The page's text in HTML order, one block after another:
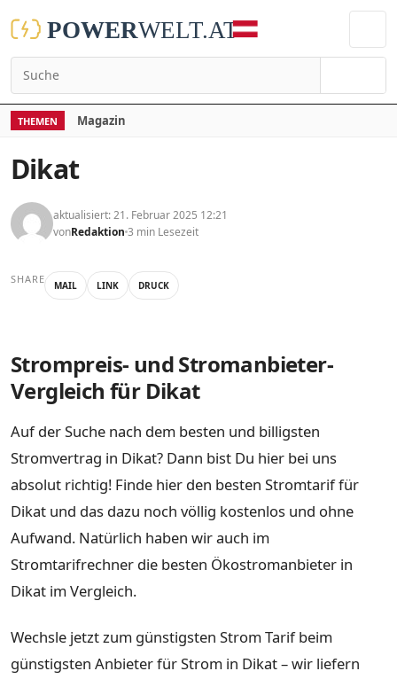
THEMEN Magazin
Dikat
aktualisiert: 21. Februar 2025 12:21
vonRedaktion 3 min Lesezeit
SHARE MAIL LINK DRUCK
Strompreis- und Stromanbieter-
Vergleich für Dikat
Auf der Suche nach dem besten und billigsten
Stromvertrag in Dikat? Dann bist Du hier bei uns
absolut richtig! Finde hier den besten Stromtarif für
Dikat und das dazu noch völlig kostenlos und ohne
Aufwand. Natürlich haben wir auch im
Stromtarifrechner die besten Ökostromanbieter in
Dikat im Vergleich.
Wechsle jetzt zum günstigsten Strom Tarif beim
günstigsten Anbieter für Strom in Dikat – wir liefern